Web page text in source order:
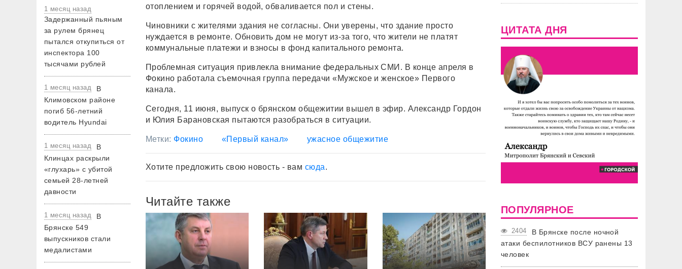
1 месяц назад
Задержанный пьяным
за рулем брянец
пытался откупиться от
инспектора 100
тысячами рублей
1 месяц назад
В
Климовском районе
погиб 56-летний
водитель Hyundai
1 месяц назад
В
Клинцах раскрыли
«глухарь» с убитой
семьей 28-летней
давности
1 месяц назад
В
Брянске 549
выпускников стали
медалистами
отоплением и горячей водой, обваливается пол и стены.
Чиновники с жителями здания не согласны. Они уверены, что здание просто
нуждается в ремонте. Обновить дом не могут из-за того, что жители не платят
коммунальные платежи и взносы в фонд капитального ремонта.
Проблемная ситуация привлекла внимание федеральных СМИ. В конце апреля в
Фокино работала съемочная группа передачи «Мужское и женское» Первого
канала.
Сегодня, 11 июня, выпуск о брянском общежитии вышел в эфир. Александр Гордон
и Юлия Барановская пытаются разобраться в ситуации.
Метки: Фокино «Первый канал» ужасное общежитие
Хотите предложить свою новость - вам сюда.
Читайте также
ЦИТАТА ДНЯ
ПОПУЛЯРНОЕ
2404
В Брянске после ночной
атаки беспилотников ВСУ ранены 13
человек